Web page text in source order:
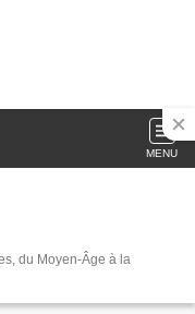
MENU
du Moyen-Âge à la